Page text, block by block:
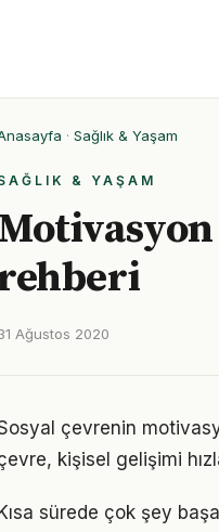
· Sağlık & Yaşam
& YAŞAM
Ağustos 2020
çevrenin
kişisel gelişimi
Kısa sürede çok şey